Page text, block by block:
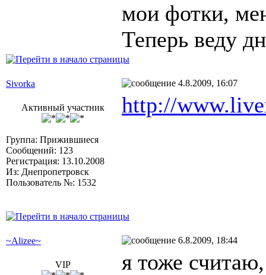
мои фотки,
Теперь веду
Sivorka 4.8.2009, 16:07
Активный участник
Группа: Прижившиеся
Сообщений: 123
Регистрация: 13.10.2008
Из: Днепропетровск
Пользователь №: 1532
http://
~Alizee~ 6.8.2009, 18:44
VIP
я тоже